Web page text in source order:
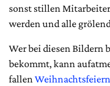
sonst stillen
werden und alle
Wer bei diesen Bildern
bekommt, kann
fallenWeihnachtsfeiern